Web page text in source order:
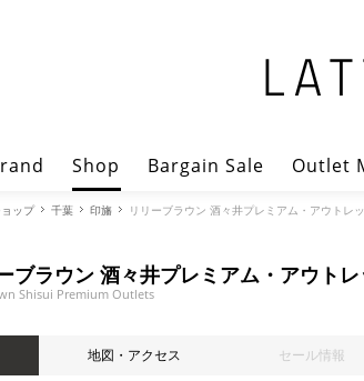
Shop Bargain Sale Outlet
ップ 千葉 印旛 リリーブラウン 酒々井プレミアム・アウト
ブラウン 酒々井プレミアム・アウトレ
Shisui Premium Outlets
地図・アクセス セール情報